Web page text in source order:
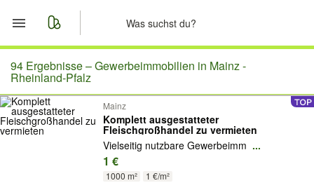
Start
Merkliste
Nachrichten
Anzeige aufgeben
94 Ergebnisse –Gewerbeimmobilien in Mainz -
Rheinland-Pfalz
Mainz
Komplett ausgestatteter
Fleischgroßhandel zu vermieten
Vielseitig nutzbare Gewerbeimm ...
1 €
1000 m² 1 €/m²